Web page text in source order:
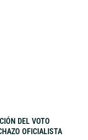
DEL VOTO
OFICIALISTA